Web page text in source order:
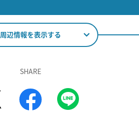
周辺情報を表示する
SHARE